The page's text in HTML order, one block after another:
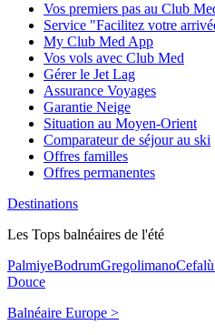
Vos premiers pas au Club
Service "Facilitez votre
My Club Med App
Vos vols avec Club Med
Gérer le Jet Lag
Assurance Voyages
Garantie Neige
Situation au Moyen-Orient
Comparateur de séjour au ski
Offres familles
Offres permanentes
Destinations
Les Tops balnéaires de l'été
PalmiyeBodrumGregolimanoCefalù
Douce
Balnéaire Europe >